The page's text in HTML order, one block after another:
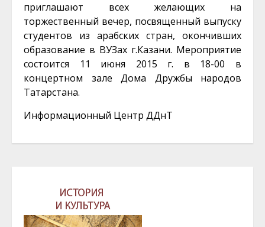
приглашают всех желающих на
торжественный вечер, посвященный выпуску
студентов из арабских стран, окончивших
образование в ВУЗах г.Казани. Мероприятие
состоится 11 июня 2015 г. в 18-00 в
концертном зале Дома Дружбы народов
Татарстана.
Информационный Центр ДДнТ